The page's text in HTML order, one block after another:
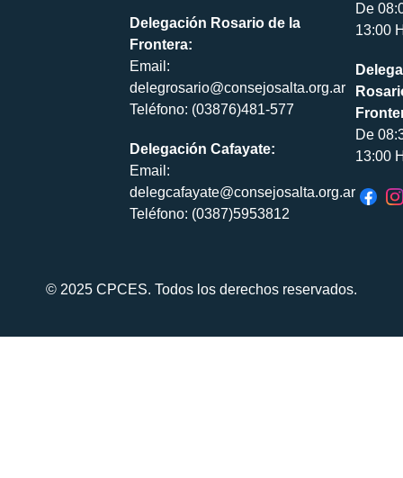
Delegación Rosario de la
Frontera:
Email:
delegrosario@consejosalta.org.ar
Teléfono: (03876)481-577
Delegación Cafayate:
Email:
delegcafayate@consejosalta.org.ar
Teléfono: (0387)5953812
De
13:00
De
13:00
© 2025 CPCES. Todos los derechos reservados.